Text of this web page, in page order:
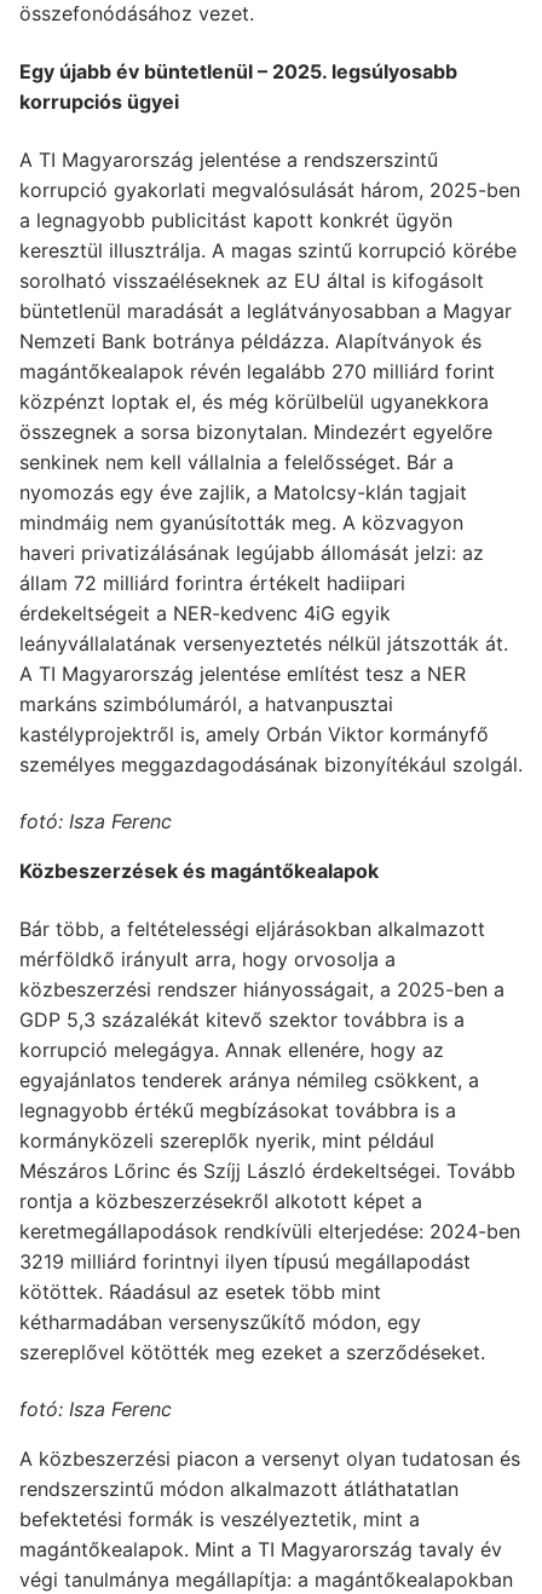
összefonódásához vezet.
Egy újabb év büntetlenül – 2025. legsúlyosabb
korrupciós ügyei
A TI Magyarország jelentése a rendszerszintű
korrupció gyakorlati megvalósulását három, 2025-ben
a legnagyobb publicitást kapott konkrét ügyön
keresztül illusztrálja. A magas szintű korrupció körébe
sorolható visszaéléseknek az EU által is kifogásolt
büntetlenül maradását a leglátványosabban a Magyar
Nemzeti Bank botránya példázza. Alapítványok és
magántőkealapok révén legalább 270 milliárd forint
közpénzt loptak el, és még körülbelül ugyanekkora
összegnek a sorsa bizonytalan. Mindezért egyelőre
senkinek nem kell vállalnia a felelősséget. Bár a
nyomozás egy éve zajlik, a Matolcsy-klán tagjait
mindmáig nem gyanúsították meg. A közvagyon
haveri privatizálásának legújabb állomását jelzi: az
állam 72 milliárd forintra értékelt hadiipari
érdekeltségeit a NER-kedvenc 4iG egyik
leányvállalatának versenyeztetés nélkül játszották át.
A TI Magyarország jelentése említést tesz a NER
markáns szimbólumáról, a hatvanpusztai
kastélyprojektről is, amely Orbán Viktor kormányfő
személyes meggazdagodásának bizonyítékául szolgál.
fotó: Isza Ferenc
Közbeszerzések és magántőkealapok
Bár több, a feltételességi eljárásokban alkalmazott
mérföldkő irányult arra, hogy orvosolja a
közbeszerzési rendszer hiányosságait, a 2025-ben a
GDP 5,3 százalékát kitevő szektor továbbra is a
korrupció melegágya. Annak ellenére, hogy az
egyajánlatos tenderek aránya némileg csökkent, a
legnagyobb értékű megbízásokat továbbra is a
kormányközeli szereplők nyerik, mint például
Mészáros Lőrinc és Szíjj László érdekeltségei. Tovább
rontja a közbeszerzésekről alkotott képet a
keretmegállapodások rendkívüli elterjedése: 2024-ben
3219 milliárd forintnyi ilyen típusú megállapodást
kötöttek. Ráadásul az esetek több mint
kétharmadában versenyszűkítő módon, egy
szereplővel kötötték meg ezeket a szerződéseket.
fotó: Isza Ferenc
A közbeszerzési piacon a versenyt olyan tudatosan és
rendszerszintű módon alkalmazott átláthatatlan
befektetési formák is veszélyeztetik, mint a
magántőkealapok. Mint a TI Magyarország tavaly év
végi tanulmánya megállapítja: a magántőkealapokban